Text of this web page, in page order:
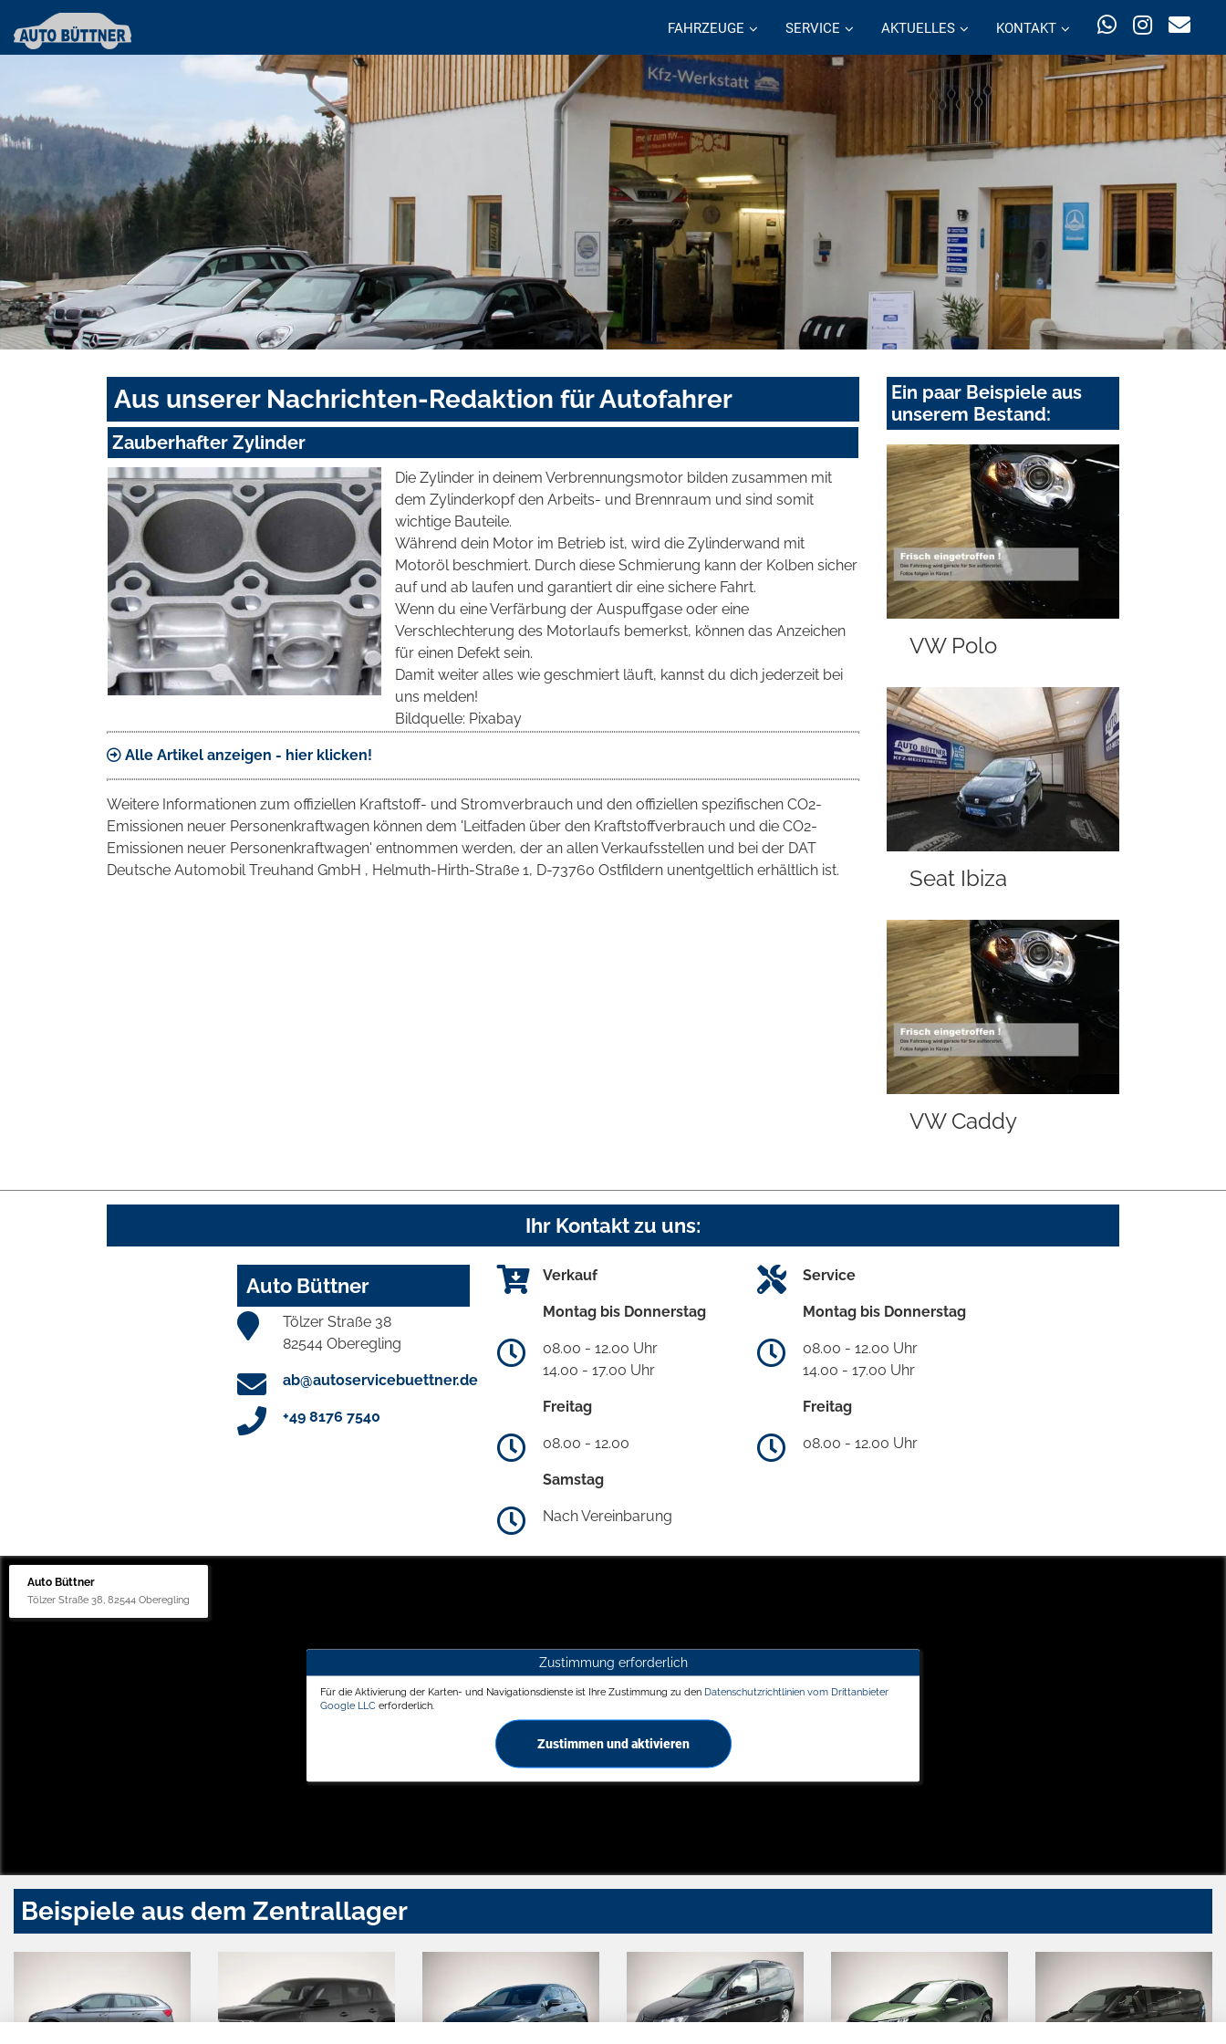
FAHRZEUGE SERVICE AKTUELLES KONTAKT
Aus unserer Nachrichten-Redaktion für Autofahrer
Zauberhafter Zylinder
Die Zylinder in deinem Verbrennungsmotor bilden zusammen mit
dem Zylinderkopf den Arbeits- und Brennraum und sind somit
wichtige Bauteile.
Während dein Motor im Betrieb ist, wird die Zylinderwand mit
Motoröl beschmiert. Durch diese Schmierung kann der Kolben sicher
auf und ab laufen und garantiert dir eine sichere Fahrt.
Wenn du eine Verfärbung der Auspuffgase oder eine
Verschlechterung des Motorlaufs bemerkst, können das Anzeichen
für einen Defekt sein.
Damit weiter alles wie geschmiert läuft, kannst du dich jederzeit bei
uns melden!
Bildquelle: Pixabay
Alle Artikel anzeigen - hier klicken!
Weitere Informationen zum offiziellen Kraftstoff- und Stromverbrauch und den offiziellen spezifischen CO2-
Emissionen neuer Personenkraftwagen können dem 'Leitfaden über den Kraftstoffverbrauch und die CO2-
Emissionen neuer Personenkraftwagen' entnommen werden, der an allen Verkaufsstellen und bei der DAT
Deutsche Automobil Treuhand GmbH , Helmuth-Hirth-Straße 1, D-73760 Ostfildern unentgeltlich erhältlich ist.
Ein paar Beispiele aus
unserem Bestand:
VW Polo
Seat Ibiza
VW Caddy
Ihr Kontakt zu uns:
Auto Büttner
Tölzer Straße 38
82544 Oberegling
ab@autoservicebuettner.de
+49 8176 7540
Verkauf
Montag bis Donnerstag
08.00 - 12.00 Uhr
14.00 - 17.00 Uhr
Freitag
08.00 - 12.00
Samstag
Nach Vereinbarung
Service
Montag bis Donnerstag
08.00 - 12.00 Uhr
14.00 - 17.00 Uhr
Freitag
08.00 - 12.00 Uhr
Auto Büttner
Tölzer Straße 38, 82544 Oberegling
Zustimmung erforderlich
Für die Aktivierung der Karten- und Navigationsdienste ist Ihre Zustimmung zu den Datenschutzrichtlinien vom Drittanbieter
Google LLC erforderlich.
Zustimmen und aktivieren
Beispiele aus dem Zentrallager